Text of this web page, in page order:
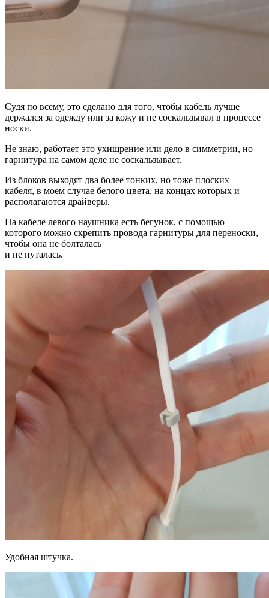
Судя по всему, это сделано для того, чтобы кабель лучше
держался за одежду или за кожу и не соскальзывал в процессе
носки.
Не знаю, работает это ухищрение или дело в симметрии, но
гарнитура на самом деле не соскальзывает.
Из блоков выходят два более тонких, но тоже плоских
кабеля, в моем случае белого цвета, на концах которых и
располагаются драйверы.
На кабеле левого наушника есть бегунок, с помощью
которого можно скрепить провода гарнитуры для переноски,
чтобы она не болталась
и не путалась.
Удобная штучка.